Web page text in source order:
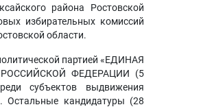
района Ростовской
избирательных комиссий
области.
партией «ЕДИНАЯ
РОССИЙСКОЙ ФЕДЕРАЦИИ (5
субъектов выдвижения
Остальные кандидатуры (28